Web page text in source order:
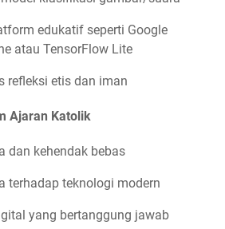
edukatif seperti Google
atau TensorFlow Lite
refleksi etis dan iman
Ajaran Katolik
dan kehendak bebas
terhadap teknologi modern
yang bertanggung jawab